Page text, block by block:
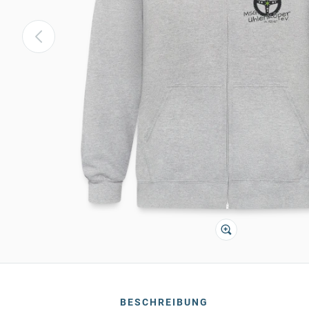
BESCHREIBUNG